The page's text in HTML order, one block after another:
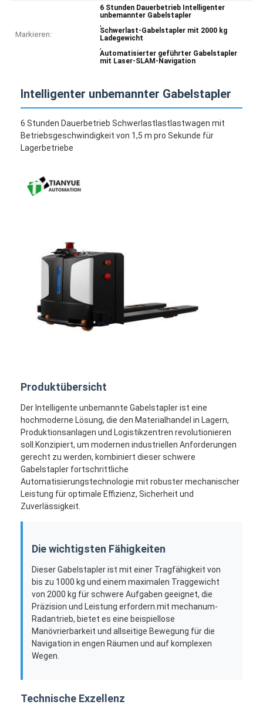
Startseite
Produkte
Videos
Markieren:
6 Stunden Dauerbetrieb Intelligenter
unbemannter Gabelstapler
,
Schwerlast-Gabelstapler mit 2000 kg
Ladegewicht
,
Automatisierter geführter Gabelstapler
mit Laser-SLAM-Navigation
Intelligenter unbemannter Gabelstapler
6 Stunden Dauerbetrieb Schwerlastlastlastwagen mit
Betriebsgeschwindigkeit von 1,5 m pro Sekunde für
Lagerbetriebe
Produktübersicht
Der Intelligente unbemannte Gabelstapler ist eine
hochmoderne Lösung, die den Materialhandel in Lagern,
Produktionsanlagen und Logistikzentren revolutionieren
soll.Konzipiert, um modernen industriellen Anforderungen
gerecht zu werden, kombiniert dieser schwere
Gabelstapler fortschrittliche
Automatisierungstechnologie mit robuster mechanischer
Leistung für optimale Effizienz, Sicherheit und
Zuverlässigkeit.
Die wichtigsten Fähigkeiten
Dieser Gabelstapler ist mit einer Tragfähigkeit von
bis zu 1000 kg und einem maximalen Traggewicht
von 2000 kg für schwere Aufgaben geeignet, die
Präzision und Leistung erfordern.mit mechanum-
Radantrieb, bietet es eine beispiellose
Manövrierbarkeit und allseitige Bewegung für die
Navigation in engen Räumen und auf komplexen
Wegen.
Technische Exzellenz